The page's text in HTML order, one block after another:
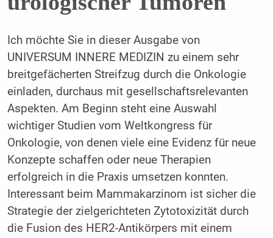
Ich möchte Sie in dieser Ausgabe von
UNIVERSUM INNERE MEDIZIN zu einem sehr
breitgefächerten Streifzug durch die Onkologie
einladen, durchaus mit gesellschaftsrelevanten
Aspekten. Am Beginn steht eine Auswahl
wichtiger Studien vom Weltkongress für
Onkologie, von denen viele eine Evidenz für neue
Konzepte schaffen oder neue Therapien
erfolgreich in die Praxis umsetzen konnten.
Interessant beim Mammakarzinom ist sicher die
Strategie der zielgerichteten Zytotoxizität durch
die Fusion des HER2-Antikörpers mit einem